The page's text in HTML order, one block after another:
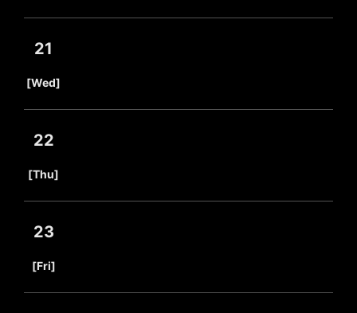
21
[Wed]
22
[Thu]
23
[Fri]